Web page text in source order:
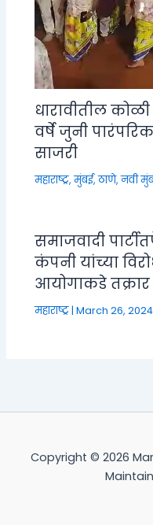
धारावीतील
वर्षे जुनी
साजरी
महाराष्ट्र,मुंबई, ठाणे, नवी
समाजवादी
कंपनी यांच्या
आयोगाकडे
महाराष्ट्र|March 26, 2024
Copyright © 2026